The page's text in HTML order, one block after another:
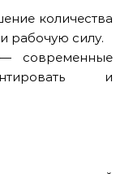
количества
рабочую силу.
современные
и